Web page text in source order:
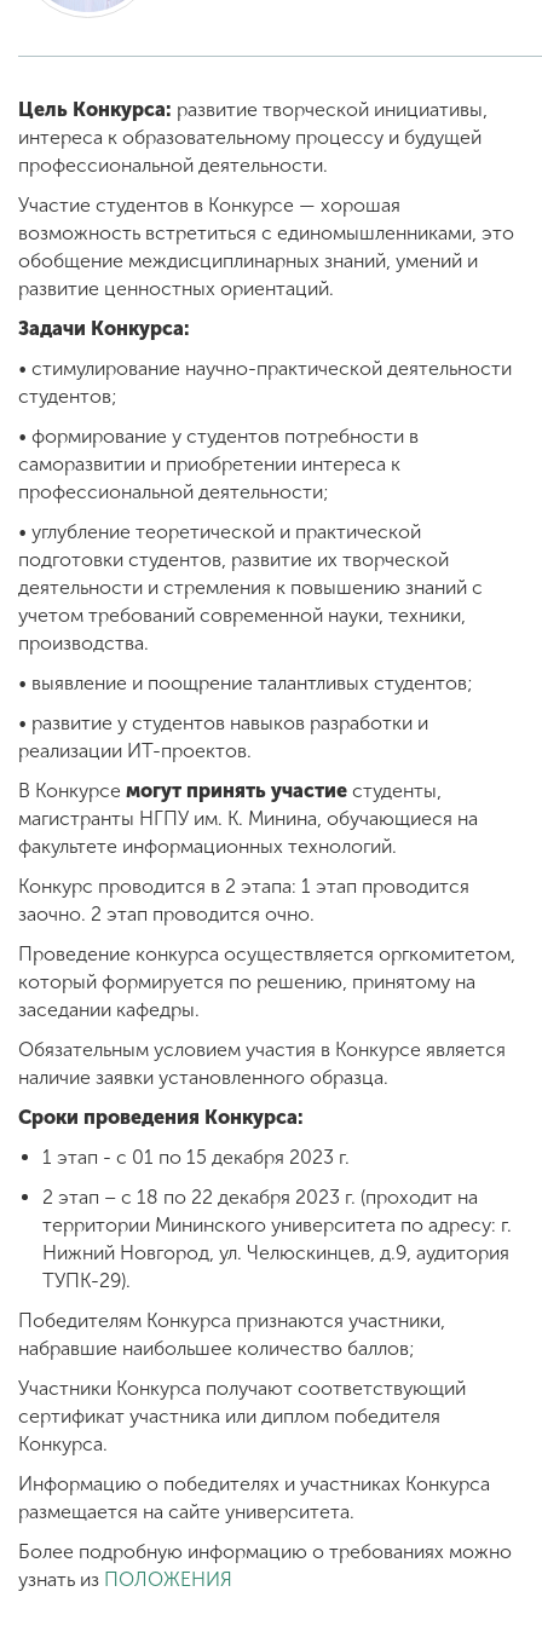
Приемная
комиссия
+7 (831) 262-26-20
Цель Конкурса: развитие творческой инициативы,
интереса к образовательному процессу и будущей
профессиональной деятельности.
Участие студентов в Конкурсе — хорошая
возможность встретиться с единомышленниками, это
обобщение междисциплинарных знаний, умений и
развитие ценностных ориентаций.
Задачи Конкурса:
• стимулирование научно-практической деятельности
студентов;
• формирование у студентов потребности в
саморазвитии и приобретении интереса к
профессиональной деятельности;
• углубление теоретической и практической
подготовки студентов, развитие их творческой
деятельности и стремления к повышению знаний с
учетом требований современной науки, техники,
производства.
• выявление и поощрение талантливых студентов;
• развитие у студентов навыков разработки и
реализации ИТ-проектов.
В Конкурсе могут принять участие студенты,
магистранты НГПУ им. К. Минина, обучающиеся на
факультете информационных технологий.
Конкурс проводится в 2 этапа: 1 этап проводится
заочно. 2 этап проводится очно.
Проведение конкурса осуществляется оргкомитетом,
который формируется по решению, принятому на
заседании кафедры.
Обязательным условием участия в Конкурсе является
наличие заявки установленного образца.
Сроки проведения Конкурса:
1 этап - с 01 по 15 декабря 2023 г.
2 этап – с 18 по 22 декабря 2023 г. (проходит на
территории Мининского университета по адресу: г.
Нижний Новгород, ул. Челюскинцев, д.9, аудитория
ТУПК-29).
Победителям Конкурса признаются участники,
набравшие наибольшее количество баллов;
Участники Конкурса получают соответствующий
сертификат участника или диплом победителя
Конкурса.
Информацию о победителях и участниках Конкурса
размещается на сайте университета.
Более подробную информацию о требованиях можно
узнать из ПОЛОЖЕНИЯ